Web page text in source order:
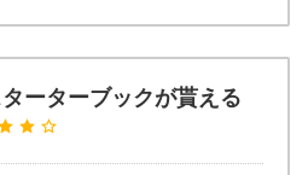
ーターブックが貰える